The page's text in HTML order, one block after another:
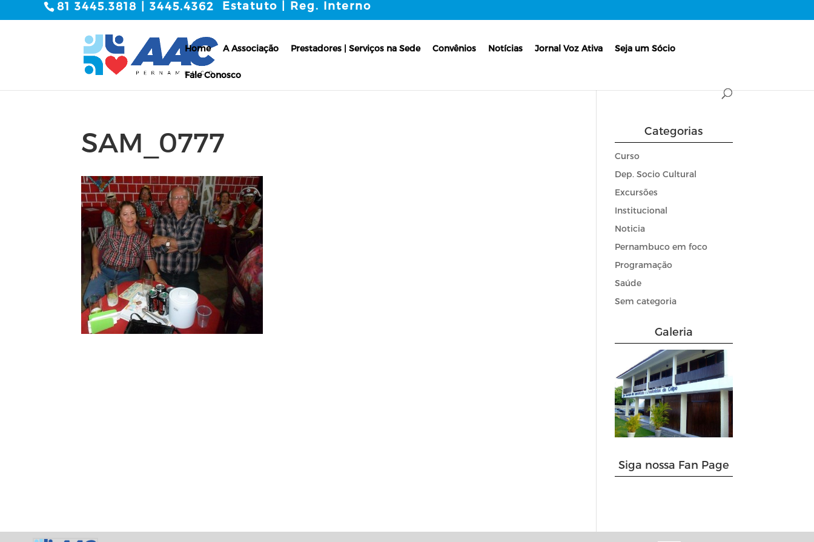
81 3445.3818 | 3445.4362 Estatuto | Reg. Interno
Home A Associação Prestadores | Serviços na Sede Convênios Notícias Jornal Voz Ativa Seja um Sócio
Fale Conosco
SAM_0777 Categorias
Curso
Dep. Socio Cultural
Excursões
Institucional
Noticia
Pernambuco em foco
Programação
Saúde
Sem categoria
Galeria
Siga nossa Fan Page